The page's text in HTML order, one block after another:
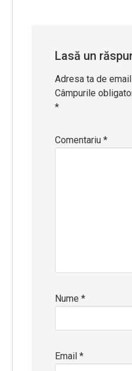
Lasă un
Adresa ta de
Câmpurile
*
Comentariu*
Nume*
Email*